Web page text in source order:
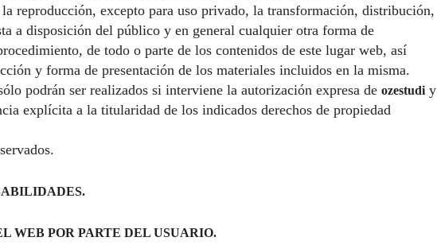
reproducción, excepto para uso privado, la transformación, distribución,
a disposición del público y en general cualquier otra forma de
de todo o parte de los contenidos de este lugar web, así
y forma de presentación de los materiales incluidos en la misma.
podrán ser realizados si interviene la autorización expresa de ozestudiy
explícita a la titularidad de los indicados derechos de propiedad
WEB POR PARTE DEL USUARIO.